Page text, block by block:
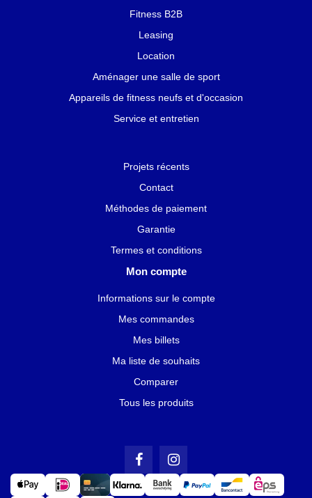
Fitness B2B
Leasing
Location
Aménager une salle de sport
Appareils de fitness neufs et d'occasion
Service et entretien
Projets récents
Contact
Méthodes de paiement
Garantie
Termes et conditions
Mon compte
Informations sur le compte
Mes commandes
Mes billets
Ma liste de souhaits
Comparer
Tous les produits